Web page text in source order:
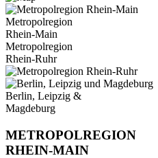
Metropolregion
Rhein-Main
Metropolregion
Rhein-Ruhr
Berlin, Leipzig &
Magdeburg
METROPOLREGION
RHEIN-MAIN